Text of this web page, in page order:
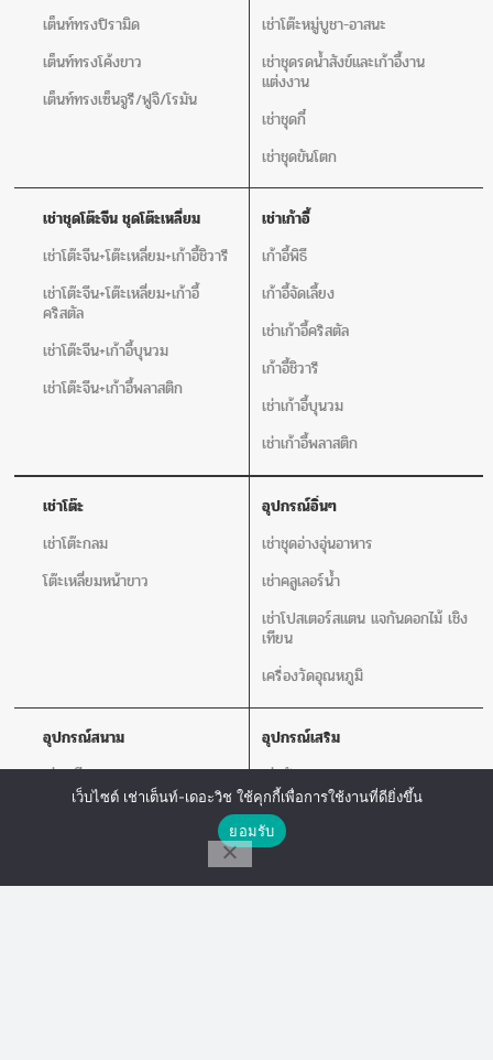
เต็นท์ทรงปิรามิด
เต็นท์ทรงโค้งขาว
เต็นท์ทรงเซ็นจูรี/ฟูจิ/โรมัน
เช่าโต๊ะหมู่บูชา-อาสนะ
เช่าชุดรดน้ำสังข์และเก้าอี้งาน
แต่งงาน
เช่าชุดกี๋
เช่าชุดขันโตก
เช่าชุดโต๊ะจีน ชุดโต๊ะเหลี่ยม
เช่าโต๊ะจีน+โต๊ะเหลี่ยม+เก้าอี้ชิวารี
เช่าโต๊ะจีน+โต๊ะเหลี่ยม+เก้าอี้
คริสตัล
เช่าโต๊ะจีน+เก้าอี้บุนวม
เช่าโต๊ะจีน+เก้าอี้พลาสติก
เช่าเก้าอี้
เก้าอี้พิธี
เก้าอี้จัดเลี้ยง
เช่าเก้าอี้คริสตัล
เก้าอี้ชิวารี
เช่าเก้าอี้บุนวม
เช่าเก้าอี้พลาสติก
เช่าโต๊ะ
เช่าโต๊ะกลม
โต๊ะเหลี่ยมหน้าขาว
อุปกรณ์อิ่นๆ
เช่าชุดอ่างอุ่นอาหาร
เช่าคลูเลอร์น้ำ
เช่าโปสเตอร์สแตน แจกันดอกไม้ เชิง
เทียน
เครื่องวัดอุณหภูมิ
อุปกรณ์สนาม
เช่าเวที
เช่าโซฟา
อุปกรณ์เสริม
เช่าพัดลม
เช่าเสากั้นบริเขต
เช่าโปสเตอร์สแตน แจกันดอกไม้ เชิง
Line Chat
เว็บไซต์ เช่าเต็นท์-เดอะวิช ใช้คุกกี้เพื่อการใช้งานที่ดียิ่งขึ้น
ยอมรับ